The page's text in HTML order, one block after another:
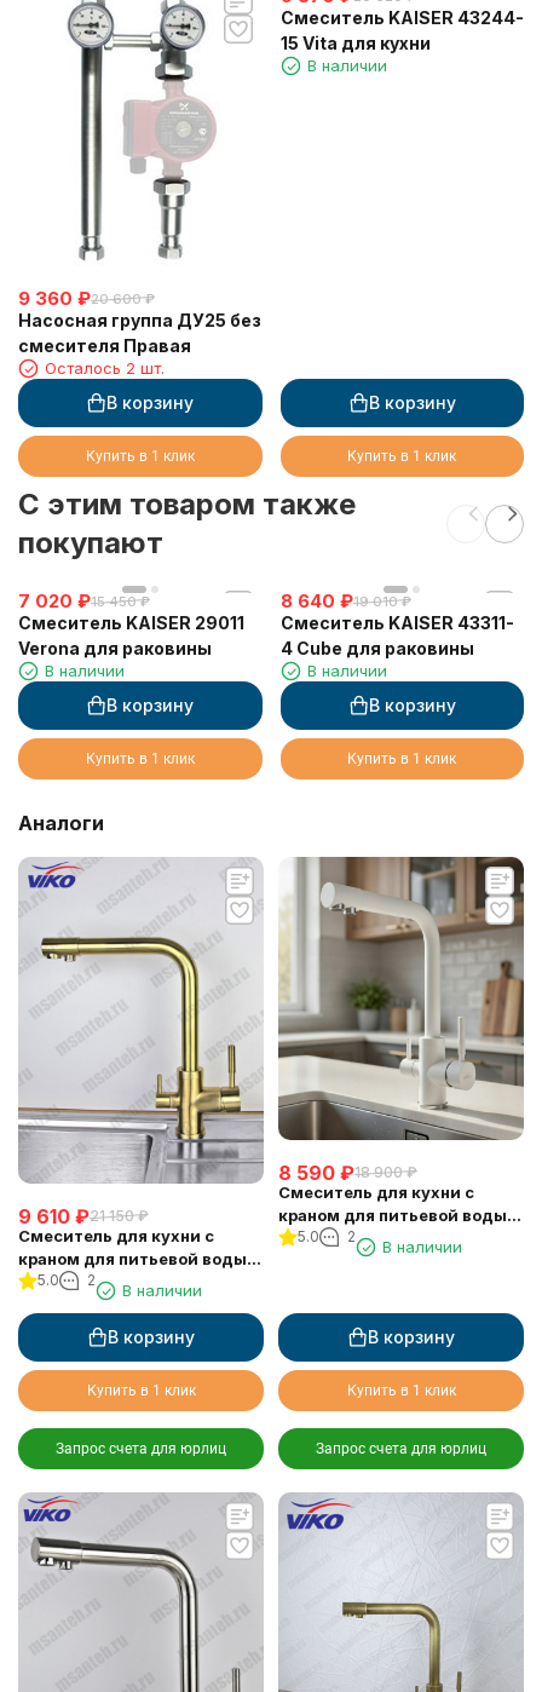
9 360 ₽20 600 ₽
Насосная группа ДУ25 без
смесителя Правая
Осталось 2 шт.
В корзину
Купить в 1 клик
Смеситель KAISER 43244-
15 Vita для кухни
В наличии
В корзину
Купить в 1 клик
C этим товаром также
покупают
7 020 ₽15 450 ₽
Смеситель KAISER 29011
Verona для раковины
В наличии
В корзину
Купить в 1 клик
8 640 ₽19 010 ₽
Смеситель KAISER 43311-
4 Cube для раковины
В наличии
В корзину
Купить в 1 клик
Аналоги
9 610 ₽21 150 ₽
Смеситель для кухни с
краном для питьевой воды
VIKO V-5034
5.0 2
В наличии
В корзину
Купить в 1 клик
Запрос счета для юрлиц
8 590 ₽18 900 ₽
Смеситель для кухни с
краном для питьевой воды
VIKO V-5044
5.0 2
В наличии
В корзину
Купить в 1 клик
Запрос счета для юрлиц